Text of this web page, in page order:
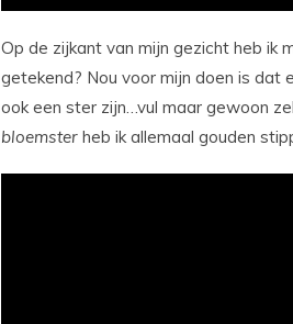
Op de zijkant van mijn gezicht heb ik
getekend? Nou voor mijn doen is dat
ook een ster zijn…vul maar gewoon
bloemster heb ik allemaal gouden